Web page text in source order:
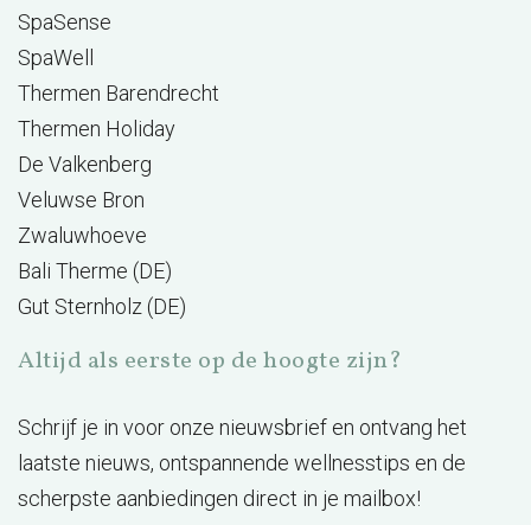
SpaSense
SpaWell
Thermen Barendrecht
Thermen Holiday
De Valkenberg
Veluwse Bron
Zwaluwhoeve
Bali Therme (DE)
Gut Sternholz (DE)
Altijd als eerste op de hoogte zijn?
Schrijf je in voor onze nieuwsbrief en ontvang het
laatste nieuws, ontspannende wellnesstips en de
scherpste aanbiedingen direct in je mailbox!